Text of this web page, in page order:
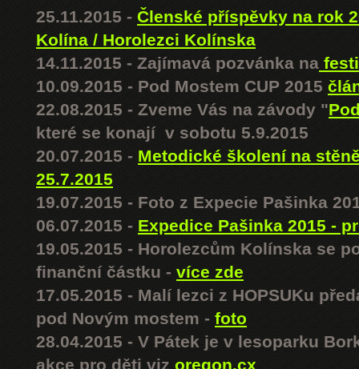
25.11.2015 - Členské příspěvky na rok
Kolína / Horolezci Kolínska
14.11.2015 - Zajímavá pozvánka na
10.09.2015 - Pod Mostem CUP 2015
22.08.2015 - Zveme Vás na závody "
které se konají v sobotu 5.9.2015
20.07.2015 - Metodické školení na
25.7.2015
19.07.2015 - Foto z Expecie Pašinka
06.07.2015 - Expedice Pašinka 2015 -
19.05.2015 - Horolezcům Kolínska se
finanční částku - více zde
17.05.2015 - Malí lezci z HOPSUKu
pod Novým mostem - foto
28.04.2015 - V Pátek je v lesoparku
akce pro děti viz oregon.cx